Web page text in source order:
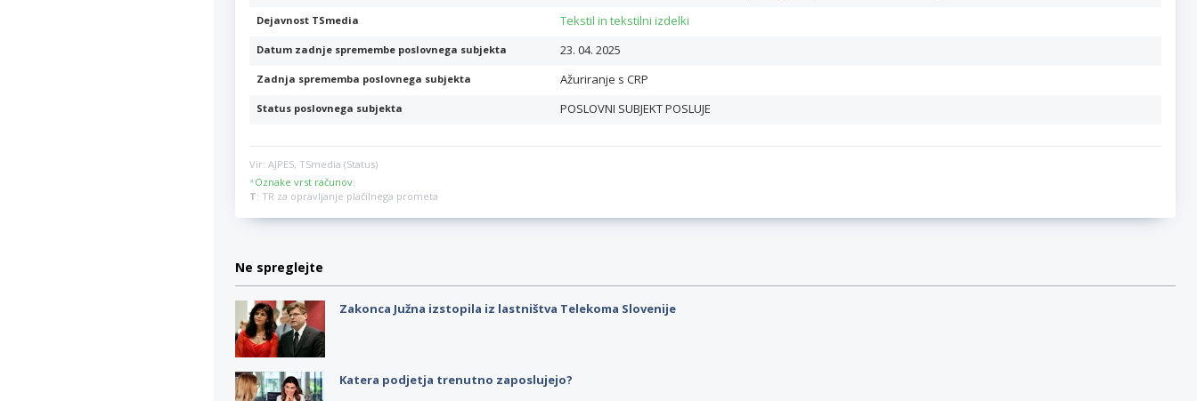
Dejavnost TSmedia Tekstil in tekstilni izdelki
Datum zadnje spremembe poslovnega subjekta 23. 04. 2025
Zadnja sprememba poslovnega subjekta Ažuriranje s CRP
Status poslovnega subjekta POSLOVNI SUBJEKT POSLUJE
Vir: AJPES, TSmedia (Status)
*Oznake vrst računov:
T: TR za opravljanje plačilnega prometa
Ne spreglejte
Zakonca Južna izstopila iz lastništva Telekoma Slovenije
Katera podjetja trenutno zaposlujejo?